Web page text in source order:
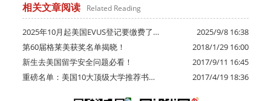
相关文章阅读 Related Reading
2025/9/8 16:38
2025年10月起美国EVUS登记要缴费了…
2018/1/29 16:00
第60届格莱美获奖名单揭晓！
2017/9/11 16:45
新生去美国留学安全问题必看！
2017/4/19 18:36
重磅名单：美国10大顶级大学推荐书…